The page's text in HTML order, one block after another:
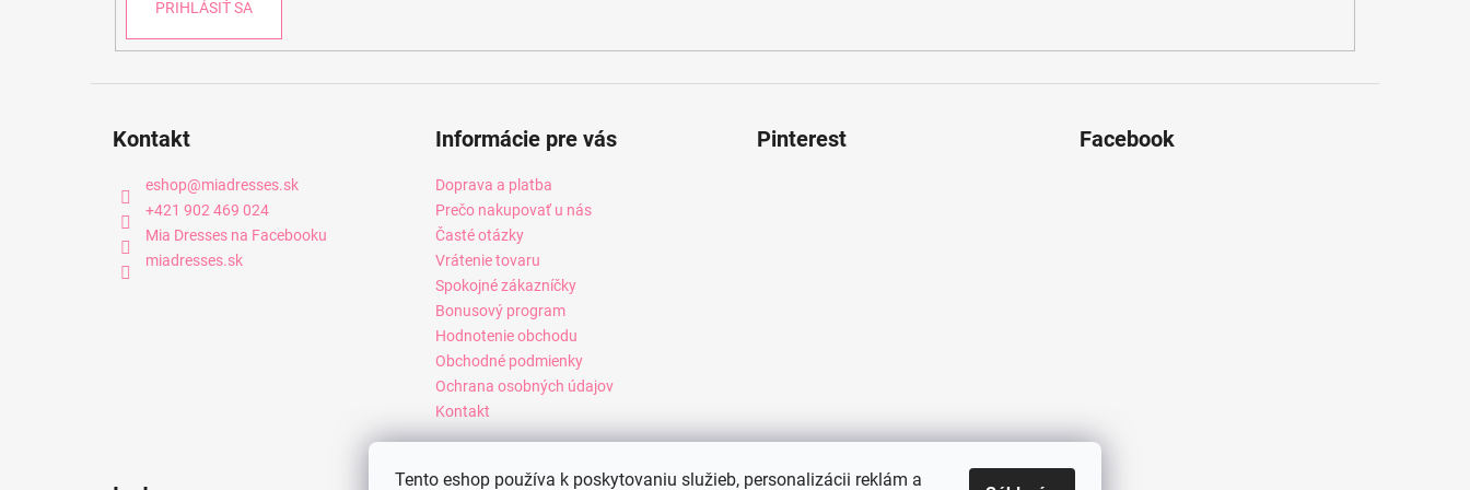
Tento eshop používa k poskytovaniu služieb, personalizácii reklám a
PRIHLÁSIŤ SA
Kontakt
eshop@miadresses.sk
+421 902 469 024
Mia Dresses na Facebooku
miadresses.sk
Informácie pre vás
Doprava a platba
Prečo nakupovať u nás
Časté otázky
Vrátenie tovaru
Spokojné zákazníčky
Bonusový program
Hodnotenie obchodu
Obchodné podmienky
Ochrana osobných údajov
Kontakt
Pinterest Facebook